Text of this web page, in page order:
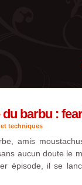
barbu :
techniques
amis
aucun doute le
épisode, il se